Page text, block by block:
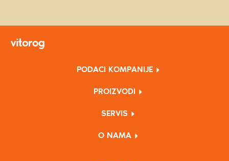
PODACI KOMPANIJE
PROIZVODI
SERVIS
O NAMA